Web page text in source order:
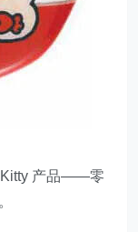
Kitty 产品——零